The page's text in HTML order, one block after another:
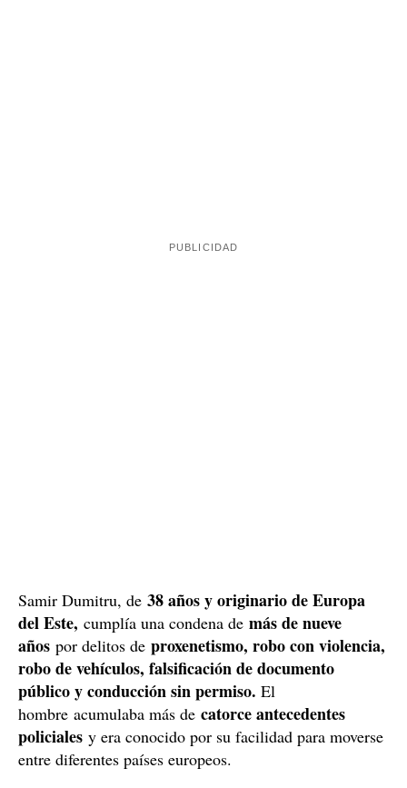
Samir Dumitru, de 38 años y originario de Europa
del Este, cumplía una condena de más de nueve
años por delitos de proxenetismo, robo con violencia,
robo de vehículos, falsificación de documento
público y conducción sin permiso. El
hombre acumulaba más de catorce antecedentes
policiales y era conocido por su facilidad para moverse
entre diferentes países europeos.